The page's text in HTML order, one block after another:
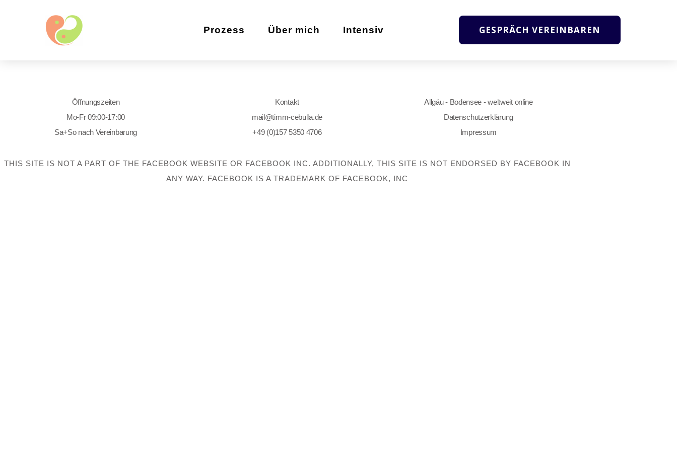
Prozess Über mich Intensiv GESPRÄCH VEREINBAREN
Öffnungszeiten
Mo-Fr 09:00-17:00
Sa+So nach Vereinbarung
Kontakt
mail@timm-cebulla.de
+49 (0)157 5350 4706
Allgäu - Bodensee - weltweit online
Datenschutzerklärung
Impressum
THIS SITE IS NOT A PART OF THE FACEBOOK WEBSITE OR FACEBOOK INC. ADDITIONALLY, THIS SITE IS NOT ENDORSED BY FACEBOOK IN
ANY WAY. FACEBOOK IS A TRADEMARK OF FACEBOOK, INC